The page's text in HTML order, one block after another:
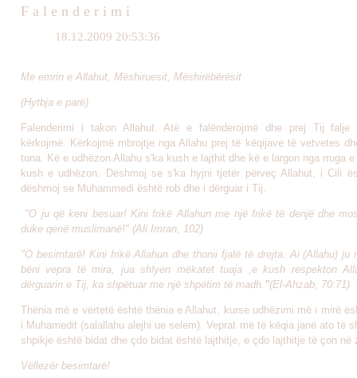
F a l e n d e r i m i
18.12.2009 20:53:36
Me emrin e Allahut, Mëshiruesit, Mëshirëbërësit
(Hytbja e parë)
Falenderimi i takon Allahut. Atë e falënderojmë dhe prej Tij falje
kërkojmë. Kërkojmë mbrojtje nga Allahu prej të këqijave të vetvetes
tona. Kë e udhëzon Allahu s'ka kush e lajthit dhe kë e largon nga rruga
kush e udhëzon. Dëshmoj se s'ka hyjni tjetër përveç Allahut, i Cili
dëshmoj se Muhammedi është rob dhe i dërguar i Tij.
"O ju që keni besuar! Kini frikë Allahun me një frikë të denjë dhe
duke qenë muslimanë!" (Ali Imran, 102)
"O besimtarë! Kini frikë Allahun dhe thonii fjalë të drejta. Ai (Allahu) ju
bëni vepra të mira, jua shlyen mëkatet tuaja ,e kush respekton
dërguarin e Tij, ka shpëtuar me një shpëtim të madh. "(El-Ahzab, 70:71)
Thënia më e vërtetë është thënia e Allahut, kurse udhëzimi më i mirë
i Muhamedit (salallahu alejhi ue selem). Veprat më të këqia janë ato të
shpikje është bidat dhe çdo bidat është lajthitje, e çdo lajthitje të çon në
Vëllezër besimtarë!